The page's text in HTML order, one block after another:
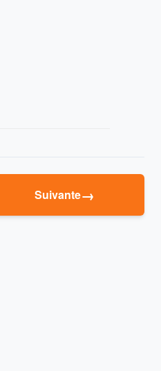
Suivante→